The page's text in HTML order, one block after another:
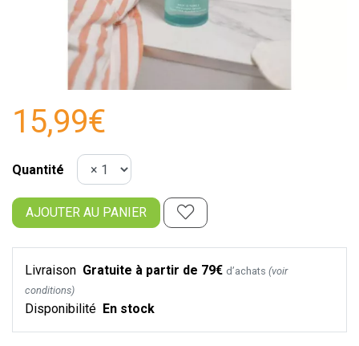
15,99€
Quantité
AJOUTER AU PANIER
Livraison Gratuite à partir de 79€ d’achats (voir
conditions)
Disponibilité En stock